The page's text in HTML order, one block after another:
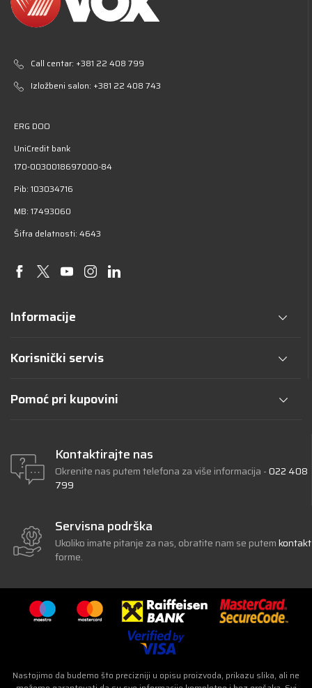
Call centar: +381 22 408 799
Izložbeni salon: +381 22 408 743
ERG DOO
UniCredit bank
170-0030018697000-84
Pib: 103034716
MB: 17493060
Šifra delatnosti: 4643
Informacije
Korisnički servis
Pomoć pri kupovini
Kontaktirajte nas
Okrenite nas putem telefona za više informacija -022 408
799
Servisna podrška
Ukoliko imate pitanje za nas, obratite nam se putemkontakt
forme.
Nastojimo da budemo što precizniji u opisu proizvoda, prikazu slika, ali ne